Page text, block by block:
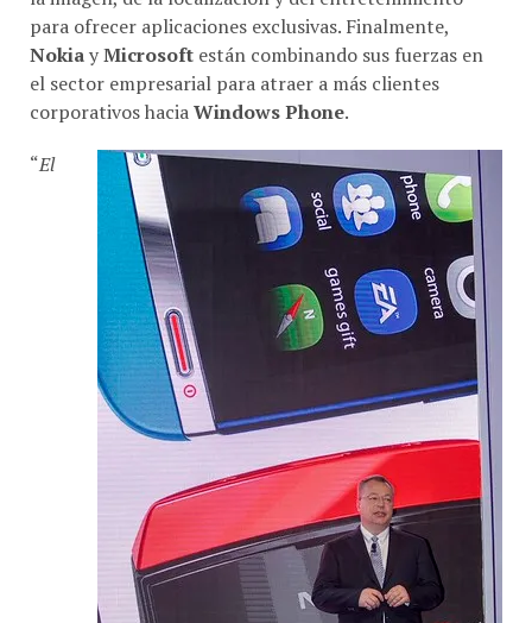
para ofrecer aplicaciones exclusivas. Finalmente,
NokiayMicrosoft están combinando sus fuerzas en
el sector empresarial para atraer a más clientes
corporativos haciaWindows Phone.
“El